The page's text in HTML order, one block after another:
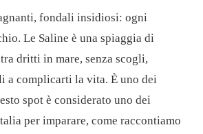
fondali insidiosi: ogni
Le Saline è una spiaggia di
dritti in mare, senza scogli,
a complicarti la vita. È uno dei
spot è considerato uno dei
per imparare, come raccontiamo